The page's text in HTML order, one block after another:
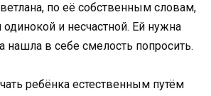
по её собственным словам,
одинокой и несчастной. Ей нужна
нашла в себе смелость попросить.
ребёнка естественным путём